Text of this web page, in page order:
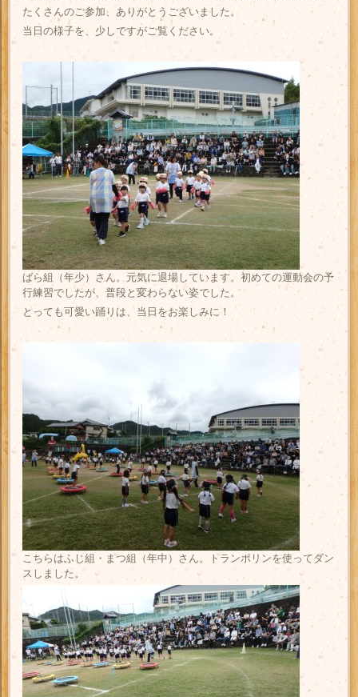
たくさんのご参加、ありがとうございました。
当日の様子を、少しですがご覧ください。
ばら組（年少）さん。元気に退場しています。初めての運動会の予
行練習でしたが、普段と変わらない姿でした。
とっても可愛い踊りは、当日をお楽しみに！
こちらはふじ組・まつ組（年中）さん。トランポリンを使ってダン
スしました。